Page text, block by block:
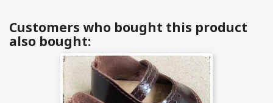
Customers who bought this product
also bought: